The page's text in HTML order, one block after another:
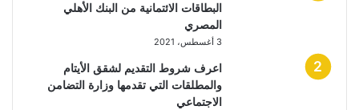
البطاقات الائتمانية من البنك الأهلي
المصري
3 أغسطس، 2021
اعرف شروط التقديم لشقق الأيتام
والمطلقات التي تقدمها وزارة التضامن
الاجتماعي